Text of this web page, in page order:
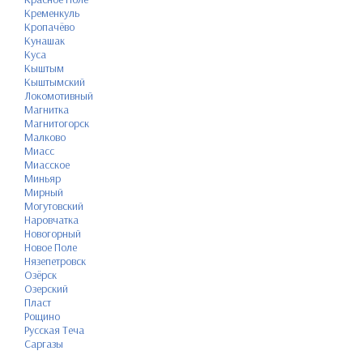
Кременкуль
Кропачёво
Кунашак
Куса
Кыштым
Кыштымский
Локомотивный
Магнитка
Магнитогорск
Малково
Миасс
Миасское
Миньяр
Мирный
Могутовский
Наровчатка
Новогорный
Новое Поле
Нязепетровск
Озёрск
Озерский
Пласт
Рощино
Русская Теча
Саргазы